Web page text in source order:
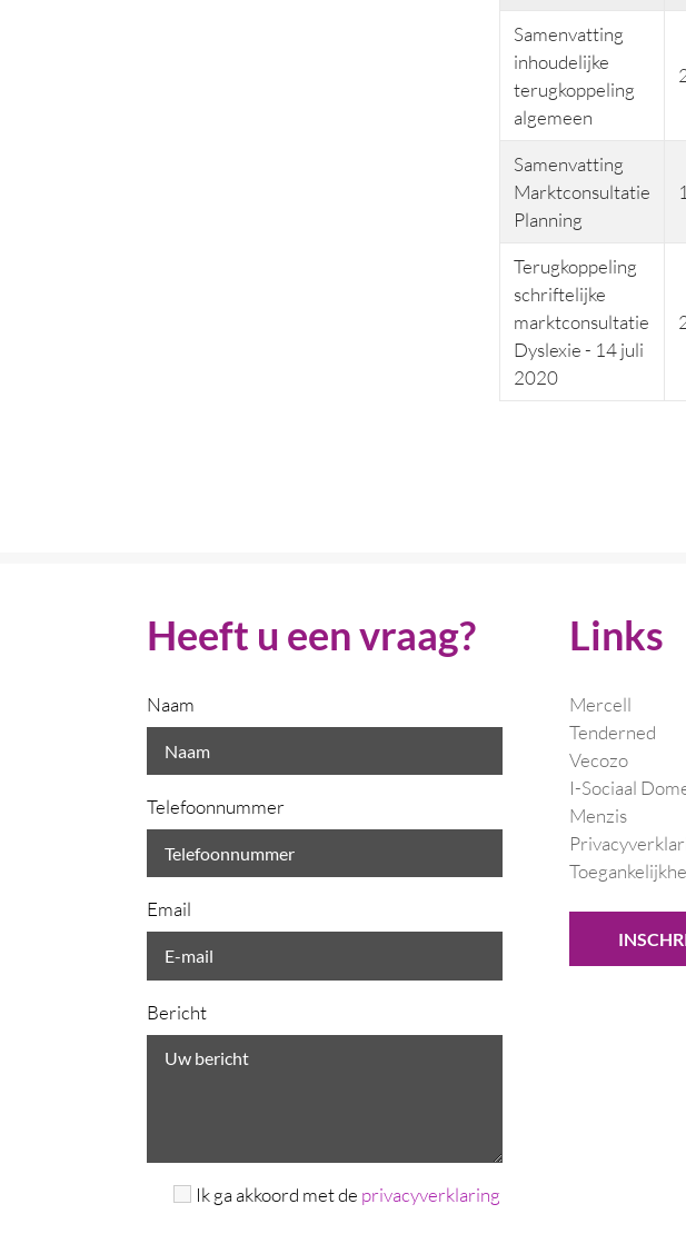
Samenvatting
inhoudelijke
terugkoppeling
algemeen
Samenvatting
Marktconsultatie
Planning
Terugkoppeling
schriftelijke
marktconsultatie
Dyslexie - 14 juli
2020
Heeft u een vraag?
Naam
Telefoonnummer
Email
Bericht
Ik ga akkoord met de privacyverklaring
Links
Mercell
Tenderned
Vecozo
I-Sociaal
Menzis